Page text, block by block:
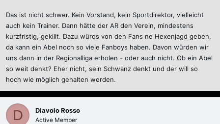
Das ist nicht schwer. Kein Vorstand, kein Sportdirektor, vielleicht
auch kein Trainer. Dann hätte der AR den Verein, mindestens
kurzfristig, gekillt. Dazu würds von den Fans ne Hexenjagd geben,
da kann ein Abel noch so viele Fanboys haben. Davon würden wir
uns dann in der Regionalliga erholen - oder auch nicht. Ob ein Abel
so weit denkt? Eher nicht, sein Schwanz denkt und der will so
hoch wie möglich gehalten werden.
D Diavolo Rosso
Active Member